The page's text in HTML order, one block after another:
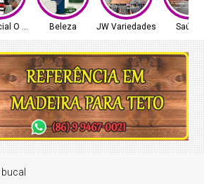
O FerreiraBeleza JW Variedades Saúde!